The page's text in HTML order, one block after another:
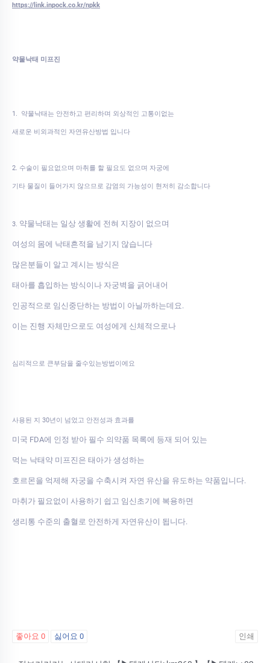
https://link.inpock.co.kr/npkk
약물낙태 미프진
1. 약물낙태는 안전하고 편리하며 외상적인 고통이없는
새로운 비외과적인 자연유산방법 입니다
2. 수술이 필요없으며 마취를 할 필요도 없으며 자궁에
기타 물질이 들어가지 않으므로 감염의 가능성이 현저히 감소합니다
3. 약물낙태는 일상 생활에 전혀 지장이 없으며
여성의 몸에 낙태흔적을 남기지 않습니다
많은분들이 알고 계시는 방식은
태아를 흡입하는 방식이나 자궁벽을 긁어내어
인공적으로 임신중단하는 방법이 아닐까하는데요.
이는 진행 자체만으로도 여성에게 신체적으로나
심리적으로 큰부담을 줄수있는방법이에요
사용된 지 30년이 넘었고 안전성과 효과를
미국 FDA에 인정 받아 필수 의약품 목록에 등재 되어 있는
먹는 낙태약 미프진은 태아가 생성하는
호르몬을 억제해 자궁을 수축시켜 자연 유산을 유도하는 약품입니다.
마취가 필요없이 사용하기 쉽고 임신초기에 복용하면
생리통 수준의 출혈로 안전하게 자연유산이 됩니다.
좋아요 0 싫어요 0 인쇄